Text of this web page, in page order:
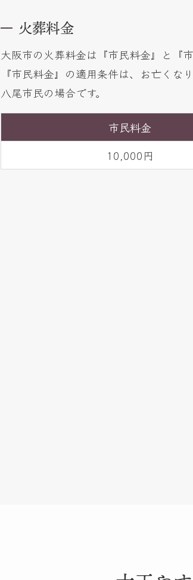
火葬料金
大阪市の火葬料金は『市民料金』と『
『市民料金』の適用条件は、お亡く
八尾市民の場合です。
市民料金
10,000円